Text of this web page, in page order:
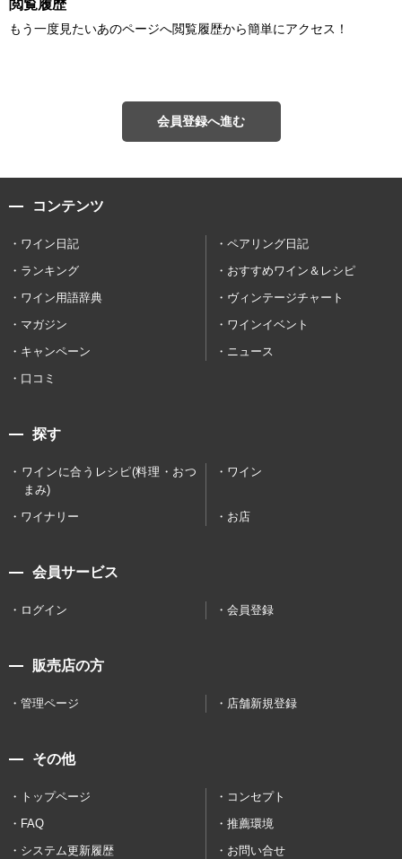
閲覧履歴
もう一度見たいあのページへ閲覧履歴から簡単にアクセス！
会員登録へ進む
コンテンツ
ワイン日記
ペアリング日記
ランキング
おすすめワイン＆レシピ
ワイン用語辞典
ヴィンテージチャート
マガジン
ワインイベント
キャンペーン
ニュース
口コミ
探す
ワインに合うレシピ(料理・おつ
まみ)
ワイン
ワイナリー お店
会員サービス
ログイン 会員登録
販売店の方
管理ページ 店舗新規登録
その他
トップページ
コンセプト
FAQ
推薦環境
システム更新履歴
お問い合せ